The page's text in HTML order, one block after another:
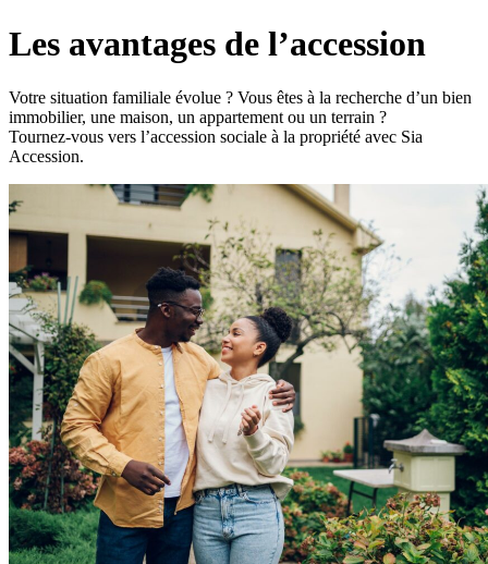
Les avantages de l’accession
Votre situation familiale évolue ? Vous êtes à la recherche d’un bien
immobilier, une maison, un appartement ou un terrain ?
Tournez-vous vers l’accession sociale à la propriété avec Sia
Accession.